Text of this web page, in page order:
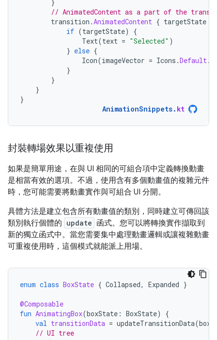
}
// AnimatedContent as a part of the
transition .AnimatedContent { targetState
if (targetState)
{
Text(text = "Selected" )
} else {
Icon(imageVector = Icons .Default.
}
}
}
}
AnimationSnippets. kt
封裝轉場效果以重複使用
如果是簡單用途，在與 UI 相同的可組合項中定義轉換動畫
是相當有效的選項。不過，使用含有多個動畫值的複雜元件
時，您可能需要將動畫實作與可組合 UI 分開。
具體方法是建立包含所有動畫值的類別，同時建立可傳回該
類別執行個體的 update 函式。您可以將轉換實作擷取到
新的獨立函式中。當您需要集中處理動畫邏輯或讓複雜動畫
可重複使用時，這個模式就能派上用場。
enum class BoxState { Collapsed, Expanded }
@Composable
fun AnimatingBox(boxState : BoxState)
{
val transitionData = updateTransitionData(
// UI tree